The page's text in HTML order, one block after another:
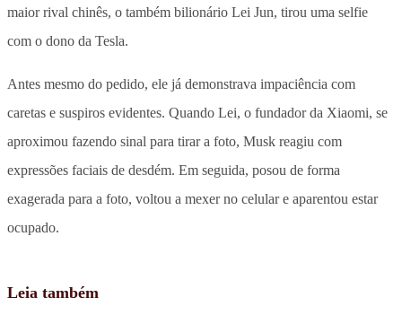
maior rival chinês, o também bilionário Lei Jun, tirou uma selfie
com o dono da Tesla.
Antes mesmo do pedido, ele já demonstrava impaciência com
caretas e suspiros evidentes. Quando Lei, o fundador da Xiaomi, se
aproximou fazendo sinal para tirar a foto, Musk reagiu com
expressões faciais de desdém. Em seguida, posou de forma
exagerada para a foto, voltou a mexer no celular e aparentou estar
ocupado.
Leia também